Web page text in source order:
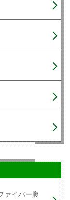
ァイバー腹